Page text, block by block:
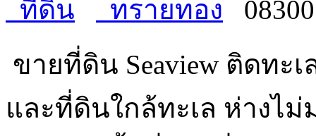
ที่ดิน ทรายทอง
ขายที่ดิน Seaview ติดทะ
และที่ดินใกล้ทะเล ห่างไ